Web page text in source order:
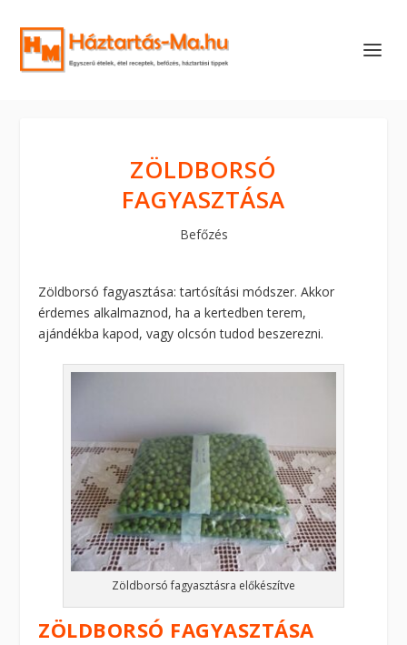
ZÖLDBORSÓ
FAGYASZTÁSA
Befőzés
Zöldborsó fagyasztása: tartósítási módszer. Akkor
érdemes alkalmaznod, ha a kertedben terem,
ajándékba kapod, vagy olcsón tudod beszerezni.
Zöldborsó fagyasztásra előkészítve
ZÖLDBORSÓ FAGYASZTÁSA